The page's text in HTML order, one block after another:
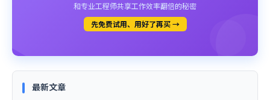
和专业工程师共享工作效率翻倍的秘密
先免费试用、用好了再买 →
最新文章